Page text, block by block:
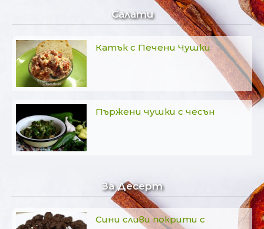
Салати
Катък с Печени Чушки
Пържени чушки с чесън
За Десерт
Сини сливи покрити с